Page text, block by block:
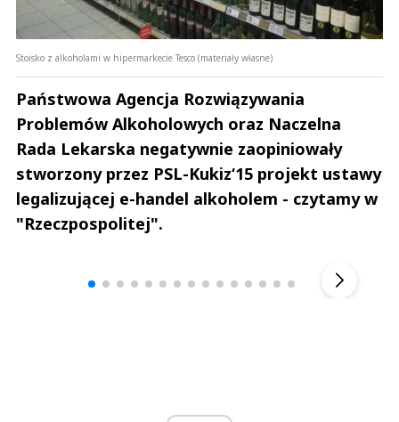
Stoisko z alkoholami w hipermarkecie Tesco (materiały własne)
Państwowa Agencja Rozwiązywania
Problemów Alkoholowych oraz Naczelna
Rada Lekarska negatywnie zaopiniowały
stworzony przez PSL-Kukiz‘15 projekt ustawy
legalizującej e-handel alkoholem - czytamy w
"Rzeczpospolitej".